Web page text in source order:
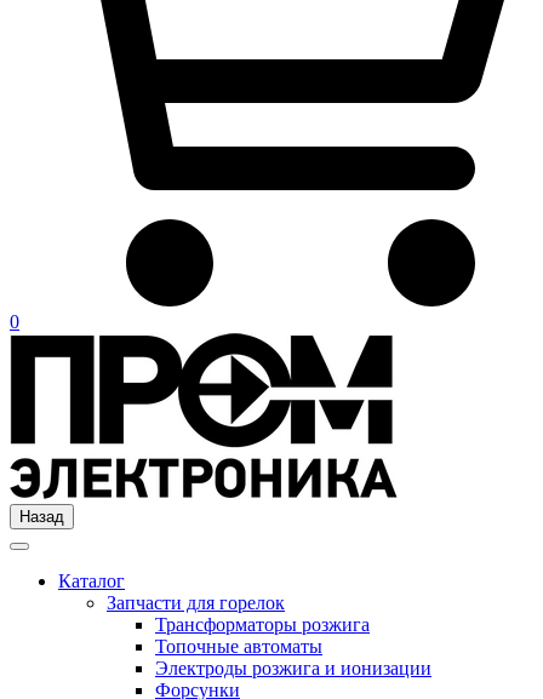
0
Назад
Каталог
Запчасти для горелок
Трансформаторы розжига
Топочные автоматы
Электроды розжига и ионизации
Форсунки